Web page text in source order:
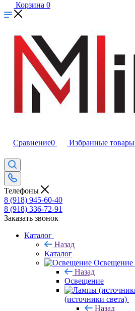
Корзина 0
Сравнение0 Избранные товары
Телефоны
8 (918) 945-60-40
8 (918) 336-72-91
Заказать звонок
Каталог
Назад
Каталог
Освещение
Назад
Освещение
(источники света)
Назад